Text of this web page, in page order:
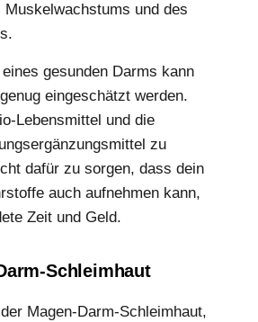
Muskelwachstums und des
gesunden Darms kann
eingeschätzt werden.
Lebensmittel und die
zu
dafür zu sorgen, dass dein
auch aufnehmen kann,
Zeit und Geld.
Schleimhaut
Magen-Darm-Schleimhaut,